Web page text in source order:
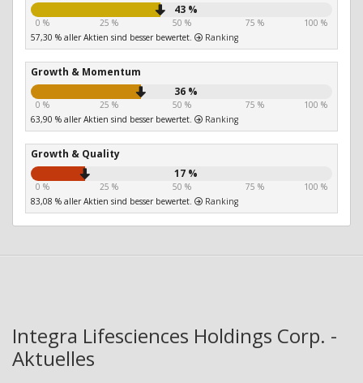
43 %
0 % 25 % 50 % 75 %
100 %
57,30 % aller Aktien sind besser bewertet.
Ranking
Growth & Momentum
36 %
0 % 25 % 50 % 75 %
100 %
63,90 % aller Aktien sind besser bewertet.
Ranking
Growth & Quality
17 %
0 % 25 % 50 % 75 %
100 %
83,08 % aller Aktien sind besser bewertet.
Ranking
Integra Lifesciences Holdings Corp. -
Aktuelles